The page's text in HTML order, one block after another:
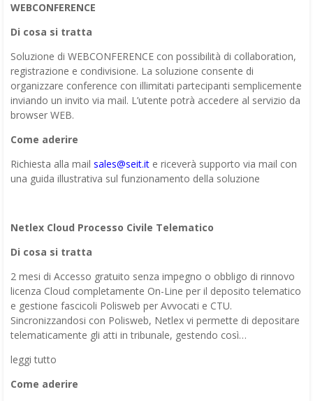
WEBCONFERENCE
Di cosa si tratta
Soluzione di WEBCONFERENCE con possibilità di collaboration,
registrazione e condivisione. La soluzione consente di
organizzare conference con illimitati partecipanti semplicemente
inviando un invito via mail. L’utente potrà accedere al servizio da
browser WEB.
Come aderire
Richiesta alla mail sales@seit.it e riceverà supporto via mail con
una guida illustrativa sul funzionamento della soluzione
Netlex Cloud Processo Civile Telematico
Di cosa si tratta
2 mesi di Accesso gratuito senza impegno o obbligo di rinnovo
licenza Cloud completamente On-Line per il deposito telematico
e gestione fascicoli Polisweb per Avvocati e CTU.
Sincronizzandosi con Polisweb, Netlex vi permette di depositare
telematicamente gli atti in tribunale, gestendo così…
leggi tutto
Come aderire